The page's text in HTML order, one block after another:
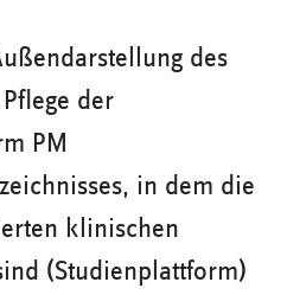
des
der
PM
in dem die
klinischen
(Studienplattform)